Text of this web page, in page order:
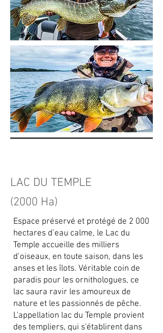
LAC DU TEMPLE
(2000 Ha)
Espace préservé et protégé de 2 000
hectares d’eau calme, le Lac du
Temple accueille des milliers
d’oiseaux, en toute saison, dans les
anses et les îlots. Véritable coin de
paradis pour les ornithologues, ce
lac saura ravir les amoureux de
nature et les passionnés de pêche.
L'appellation lac du Temple provient
des templiers, qui s'établirent dans